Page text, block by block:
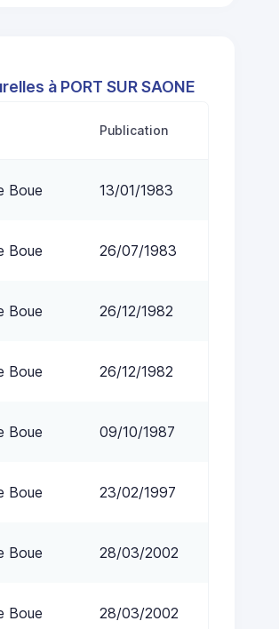
à PORT SUR SAONE
Publication
Boue 13/01/1983
Boue 26/07/1983
Boue 26/12/1982
Boue 26/12/1982
Boue 09/10/1987
Boue 23/02/1997
Boue 28/03/2002
Boue 28/03/2002